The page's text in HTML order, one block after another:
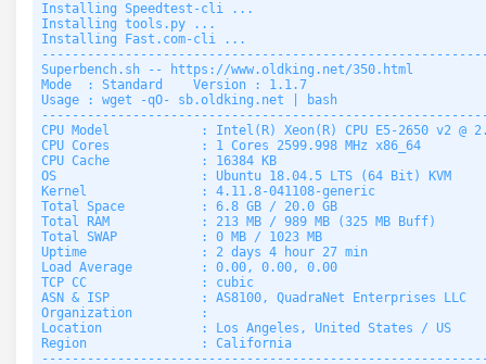
Installing Speedtest-cli ...
Installing tools.py ...
Installing Fast.com-cli ...
Superbench.sh -- https://www.oldking.net/350.html
Mode  : Standard    Version : 1.1.7
Usage : wget -qO- sb.oldking.net | bash
CPU Model            : Intel(R) Xeon(R) CPU E5-2650 v2 @
CPU Cores            : 1 Cores 2599.998 MHz x86_64
CPU Cache            : 16384 KB
OS                   : Ubuntu 18.04.5 LTS (64 Bit) KVM
Kernel               : 4.11.8-041108-generic
Total Space          : 6.8 GB / 20.0 GB
Total RAM            : 213 MB / 989 MB (325 MB Buff)
Total SWAP           : 0 MB / 1023 MB
Uptime               : 2 days 4 hour 27 min
Load Average         : 0.00, 0.00, 0.00
TCP CC               : cubic
ASN & ISP            : AS8100, QuadraNet Enterprises LLC
Organization         :
Location             : Los Angeles, United States / US
Region               : California